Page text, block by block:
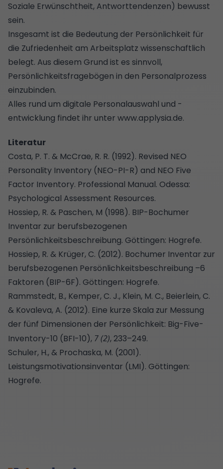
Soziale Erwünschtheit, Antworttendenzen) bewusst
sein.
Insgesamt ist die Bedeutung der Persönlichkeit für
die Zufriedenheit am Arbeitsplatz wissenschaftlich
belegt. Aus diesem Grund ist es sinnvoll,
Persönlichkeitsfragebögen in den Personalprozess
einzubinden.
Alles rund um digitale Personalauswahl und -
entwicklung findet ihr unter www.applysia.de.
Literatur
Costa, P. T. & McCrae, R. R. (1992). Revised NEO
Personality Inventory (NEO-PI-R) and NEO Five
Factor Inventory. Professional Manual. Odessa:
Psychological Assessment Resources.
Hossiep, R. & Paschen, M (1998). BIP-Bochumer
Inventar zur berufsbezogenen
Persönlichkeitsbeschreibung. Göttingen: Hogrefe.
Hossiep, R. & Krüger, C. (2012). Bochumer Inventar zur
berufsbezogenen Persönlichkeitsbeschreibung –6
Faktoren (BIP-6F). Göttingen: Hogrefe.
Rammstedt, B., Kemper, C. J., Klein, M. C., Beierlein, C.
& Kovaleva, A. (2012). Eine kurze Skala zur Messung
der fünf Dimensionen der Persönlichkeit: Big-Five-
Inventory-10 (BFI-10), 7 (2), 233–249.
Schuler, H., & Prochaska, M. (2001).
Leistungsmotivationsinventar (LMI). Göttingen:
Hogrefe.